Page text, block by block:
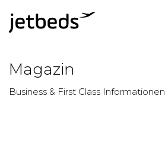
Magazin
Business & First Class Informationen